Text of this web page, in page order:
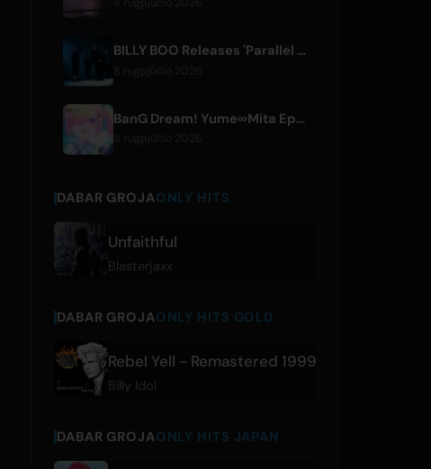
BILLY BOO Releases 'Parallel Night-EP' Featuring TV Drama Theme Song
BanG Dream! Yume∞Mita Episode 8 Live Clip Released
DABAR GROJAONLY HITS
Unfaithful
Blasterjaxx
DABAR GROJAONLY HITS GOLD
Rebel Yell - Remastered 1999
Billy Idol
DABAR GROJAONLY HITS JAPAN